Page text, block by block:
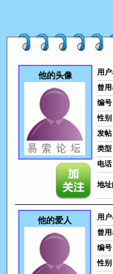
他的头像
用
曾
编号
性别
发帖
类型
电话
地
他的爱人
用
曾
编号
性别